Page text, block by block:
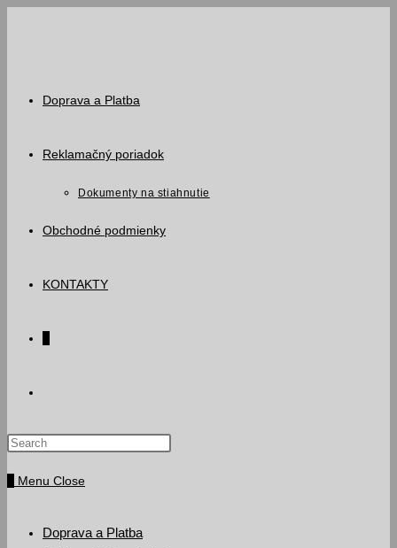
Doprava a Platba
Reklamačný poriadok
Dokumenty na stiahnutie
Obchodné podmienky
KONTAKTY
website
Menu Close
Doprava a Platba